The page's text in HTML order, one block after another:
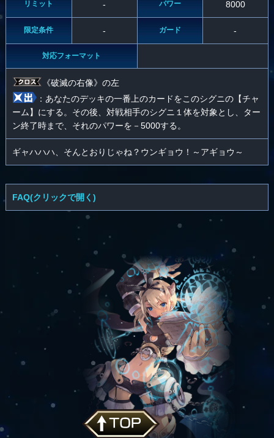
リミット - パワー 8000
限定条件 - ガード -
対応フォーマット
《破滅の右像》の左
：あなたのデッキの一番上のカードをこのシグニの【チャ
ーム】にする。その後、対戦相手のシグニ１体を対象とし、ター
ン終了時まで、それのパワーを－5000する。
ギャハハハ、そんとおりじゃね？ウンギョウ！～アギョウ～
FAQ(クリックで開く)